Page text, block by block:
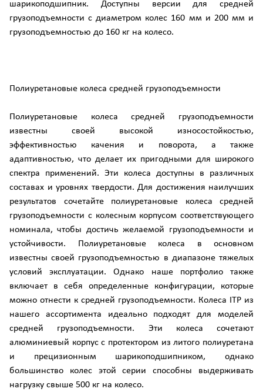
шарикоподшипник. Доступны версии для средней
грузоподъемности с диаметром колес 160 мм и 200 мм и
грузоподъемностью до 160 кг на колесо.
Полиуретановые колеса средней грузоподъемности
Полиуретановые колеса средней грузоподъемности
известны своей высокой износостойкостью,
эффективностью качения и поворота, а также
адаптивностью, что делает их пригодными для широкого
спектра применений. Эти колеса доступны в различных
составах и уровнях твердости. Для достижения наилучших
результатов сочетайте полиуретановые колеса средней
грузоподъемности с колесным корпусом соответствующего
номинала, чтобы достичь желаемой грузоподъемности и
устойчивости. Полиуретановые колеса в основном
известны своей грузоподъемностью в диапазоне тяжелых
условий эксплуатации. Однако наше портфолио также
включает в себя определенные конфигурации, которые
можно отнести к средней грузоподъемности. Колеса ITP из
нашего ассортимента идеально подходят для моделей
средней грузоподъемности. Эти колеса сочетают
алюминиевый корпус с протектором из литого полиуретана
и прецизионным шарикоподшипником, однако
большинство колес этой серии способны выдерживать
нагрузку свыше 500 кг на колесо.